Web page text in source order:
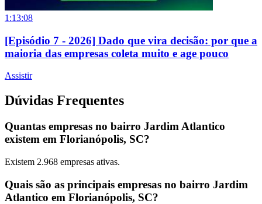
1:13:08
[Episódio 7 - 2026] Dado que vira decisão: por que a
maioria das empresas coleta muito e age pouco
Assistir
Dúvidas Frequentes
Quantas empresas no bairro Jardim Atlantico
existem em Florianópolis, SC?
Existem 2.968 empresas ativas.
Quais são as principais empresas no bairro Jardim
Atlantico em Florianópolis, SC?